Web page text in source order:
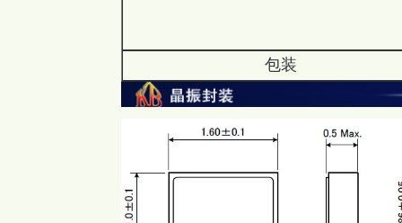
包装